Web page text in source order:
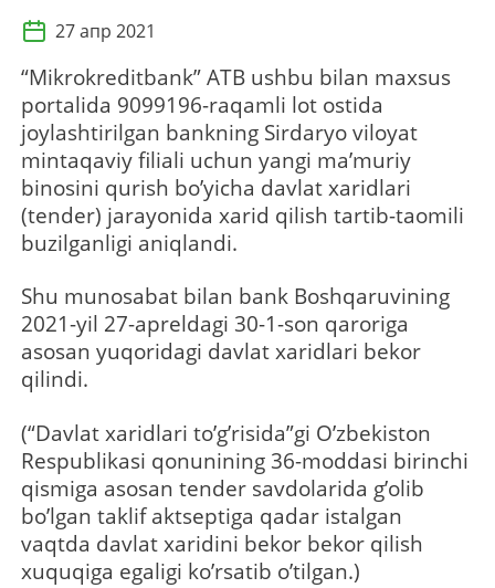
27 апр 2021
“Mikrokreditbank” АTB ushbu bilan maxsus
portalida 9099196-raqamli lot ostida
joylashtirilgan bankning Sirdaryo viloyat
mintaqaviy filiali uchun yangi maʼmuriy
binosini qurish boʼyicha davlat xaridlari
(tender) jarayonida xarid qilish tartib-taomili
buzilganligi aniqlandi.
Shu munosabat bilan bank Boshqaruvining
2021-yil 27-apreldagi 30-1-son qaroriga
asosan yuqoridagi davlat xaridlari bekor
qilindi.
(“Davlat xaridlari toʼgʼrisida”gi Oʼzbekiston
Respublikasi qonunining 36-moddasi birinchi
qismiga asosan tender savdolarida gʼolib
boʼlgan taklif aktseptiga qadar istalgan
vaqtda davlat xaridini bekor bekor qilish
xuquqiga egaligi koʼrsatib oʼtilgan.)